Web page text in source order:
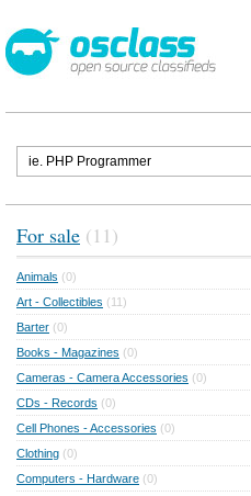
For sale (11)
Animals (0)
Art - Collectibles (11)
Barter (0)
Books - Magazines (0)
Cameras - Camera Accessories (0)
CDs - Records (0)
Cell Phones - Accessories (0)
Clothing (0)
Computers - Hardware (0)